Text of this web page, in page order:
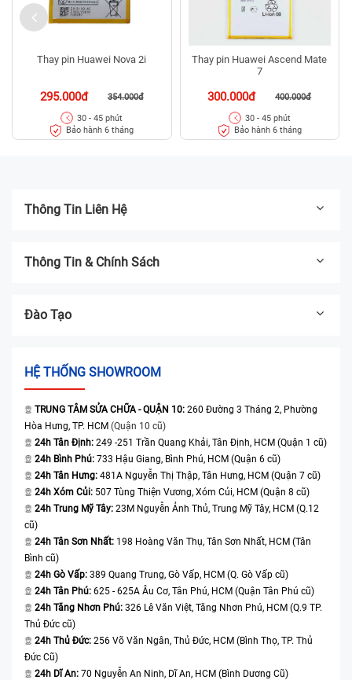
Thay pin Huawei Nova 2i
295.000đ 354.000đ
30 - 45 phút
Bảo hành 6 tháng
Thay pin Huawei Ascend Mate
7
300.000đ 400.000đ
30 - 45 phút
Bảo hành 6 tháng
Thông Tin Liên Hệ
Thông Tin & Chính Sách
Đào Tạo
HỆ THỐNG SHOWROOM
TRUNG TÂM SỬA CHỮA - QUẬN 10: 260 Đường 3 Tháng 2, Phường
Hòa Hưng, TP. HCM (Quận 10 cũ)
24h Tân Định: 249 -251 Trần Quang Khải, Tân Định, HCM (Quận 1 cũ)
24h Bình Phú: 733 Hậu Giang, Bình Phú, HCM (Quận 6 cũ)
24h Tân Hưng: 481A Nguyễn Thị Thập, Tân Hưng, HCM (Quận 7 cũ)
24h Xóm Củi: 507 Tùng Thiện Vương, Xóm Củi, HCM (Quận 8 cũ)
24h Trung Mỹ Tây: 23M Nguyễn Ảnh Thủ, Trung Mỹ Tây, HCM (Q.12
cũ)
24h Tân Sơn Nhất: 198 Hoàng Văn Thụ, Tân Sơn Nhất, HCM (Tân
Bình cũ)
24h Gò Vấp: 389 Quang Trung, Gò Vấp, HCM (Q. Gò Vấp cũ)
24h Tân Phú: 625 - 625A Âu Cơ, Tân Phú, HCM (Quận Tân Phú cũ)
24h Tăng Nhơn Phú: 326 Lê Văn Việt, Tăng Nhơn Phú, HCM (Q.9 TP.
Thủ Đức cũ)
24h Thủ Đức: 256 Võ Văn Ngân, Thủ Đức, HCM (Bình Thọ, TP. Thủ
Đức Cũ)
24h Dĩ An: 70 Nguyễn An Ninh, Dĩ An, HCM (Bình Dương Cũ)